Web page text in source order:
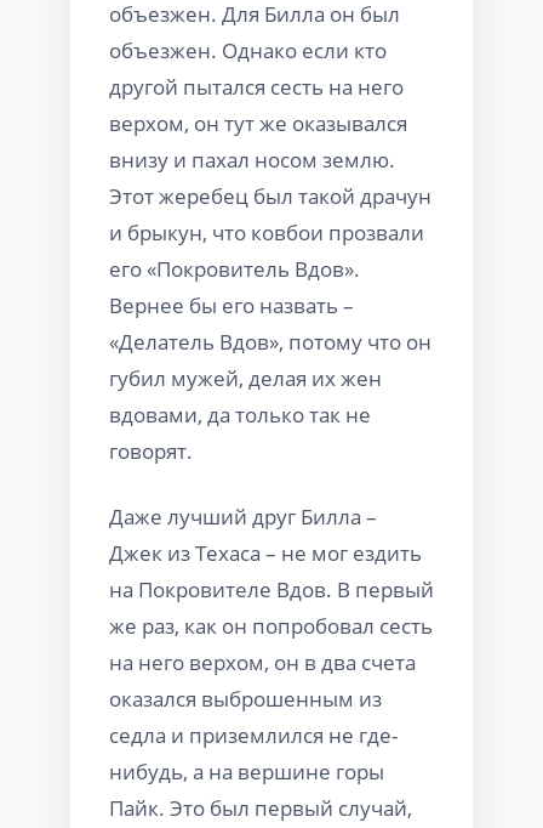
объезжен. Для Билла он был
объезжен. Однако если кто
другой пытался сесть на него
верхом, он тут же оказывался
внизу и пахал носом землю.
Этот жеребец был такой драчун
и брыкун, что ковбои прозвали
его «Покровитель Вдов».
Вернее бы его назвать –
«Делатель Вдов», потому что он
губил мужей, делая их жен
вдовами, да только так не
говорят.
Даже лучший друг Билла –
Джек из Техаса – не мог ездить
на Покровителе Вдов. В первый
же раз, как он попробовал сесть
на него верхом, он в два счета
оказался выброшенным из
седла и приземлился не где-
нибудь, а на вершине горы
Пайк. Это был первый случай,